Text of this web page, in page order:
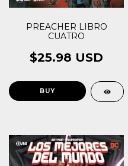
PREACHER LIBRO
CUATRO
$25.98 USD